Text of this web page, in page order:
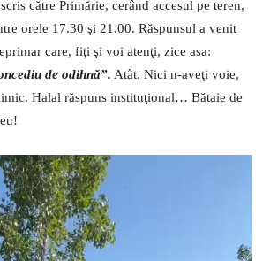
către Primărie, cerând accesul pe teren,
orele 17.30 şi 21.00. Răspunsul a venit
care, fiţi şi voi atenţi, zice asa:
de odihnă”. Atât. Nici n-aveţi voie,
Halal răspuns instituţional… Bătaie de